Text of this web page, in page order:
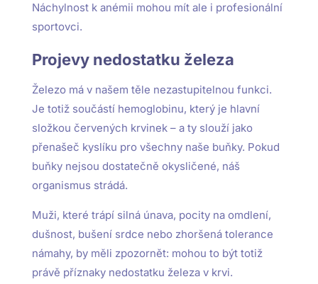
Náchylnost k anémii mohou mít ale i profesionální
sportovci.
Projevy nedostatku železa
Železo má v našem těle nezastupitelnou funkci.
Je totiž součástí hemoglobinu, který je hlavní
složkou červených krvinek – a ty slouží jako
přenašeč kyslíku pro všechny naše buňky. Pokud
buňky nejsou dostatečně okysličené, náš
organismus strádá.
Muži, které trápí silná únava, pocity na omdlení,
dušnost, bušení srdce nebo zhoršená tolerance
námahy, by měli zpozornět: mohou to být totiž
právě příznaky nedostatku železa v krvi.